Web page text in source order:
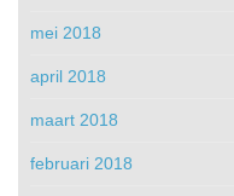
mei 2018
april 2018
maart 2018
februari 2018